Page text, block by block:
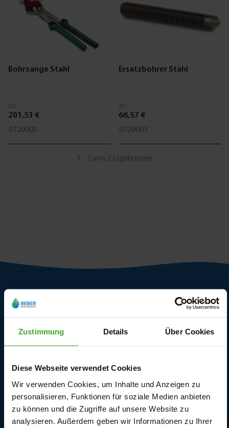
Zustimmung Details Über Cookies
Diese Webseite verwendet Cookies
Wir verwenden Cookies, um Inhalte und Anzeigen zu
personalisieren, Funktionen für soziale Medien anbieten
zu können und die Zugriffe auf unsere Website zu
analysieren. Außerdem geben wir Informationen zu Ihrer
Bohrzange Stahl
201,53 €
0120000
Ersatzbohrer Stahl
66,57 €
0120003
1 - 2 von 2 Ergebnissen
Kundendienst
Kontaktieren Sie uns